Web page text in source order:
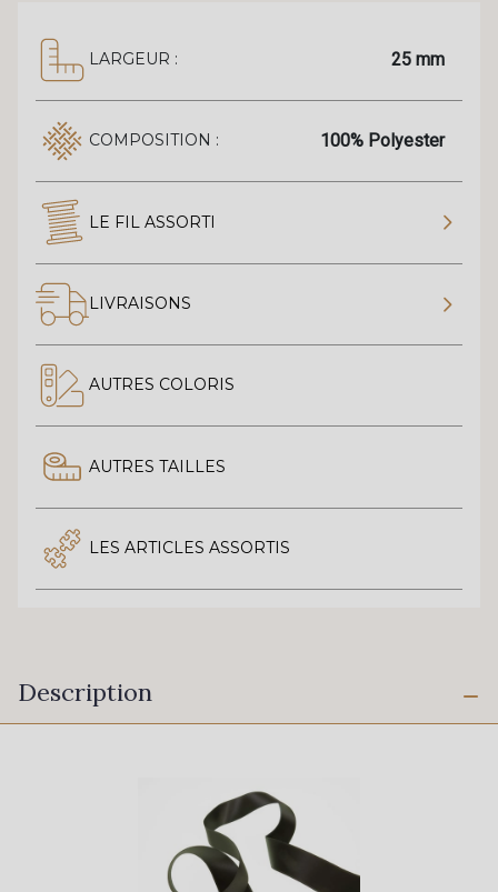
LARGEUR : 25 mm
COMPOSITION : 100% Polyester
LE FIL ASSORTI
LIVRAISONS
AUTRES COLORIS
AUTRES TAILLES
LES ARTICLES ASSORTIS
Description